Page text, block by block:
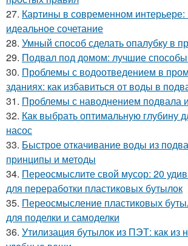
27. Картины в современном интерьере:
идеальное сочетание
28. Умный способ сделать опалубку в
29. Подвал под домом: лучшие
30. Проблемы с водоотведением в
зданиях: как избавиться от воды в
31. Проблемы с наводнением подвала
32. Как выбрать оптимальную глубину
насос
33. Быстрое откачивание воды из
принципы и методы
34. Переосмыслите свой мусор: 20
для переработки пластиковых бутылок
35. Переосмысление пластиковых
для поделки и самоделки
36. Утилизация бутылок из ПЭТ: как из